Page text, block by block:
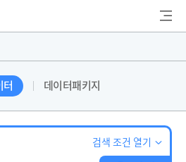
색
터 데이터패키지
검색 조건 열기